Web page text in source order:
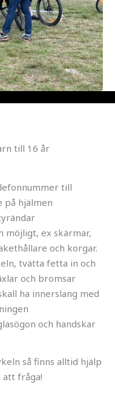
till 16 år
till
på hjälmen
möjligt, ex skärmar,
och korgar.
tvätta fetta in och
och bromsar
ha innerslang med
och handskar
så finns alltid hjälp
fråga!